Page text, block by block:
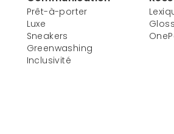
Prêt-à-porter
Luxe
Sneakers
Greenwashing
Inclusivité